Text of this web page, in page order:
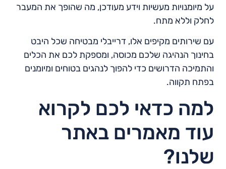
על מיומנויות מעשיות וידע מעודכן, מה שהופך את המעבר
לחלק וללא מתח.
עם שירותים מקיפים אלו, דרייבלי מבטיחה שכל היבט
בחינוך הנהיגה שלכם מכוסה, ומספקת לכם את הכלים
והתמיכה הדרושים כדי להפוך לנהגים בטוחים ומיומנים
בפתח תקווה.
למה כדאי לכם לקרוא
עוד מאמרים באתר
שלנו?